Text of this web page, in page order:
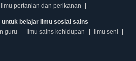
Ilmu pertanian dan perikanan
belajar Ilmu sosial sains
guru
Ilmu sains kehidupan
Ilmu seni